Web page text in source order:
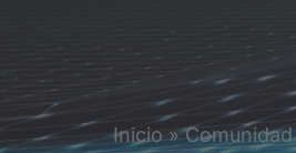
Inicio»Comunidad